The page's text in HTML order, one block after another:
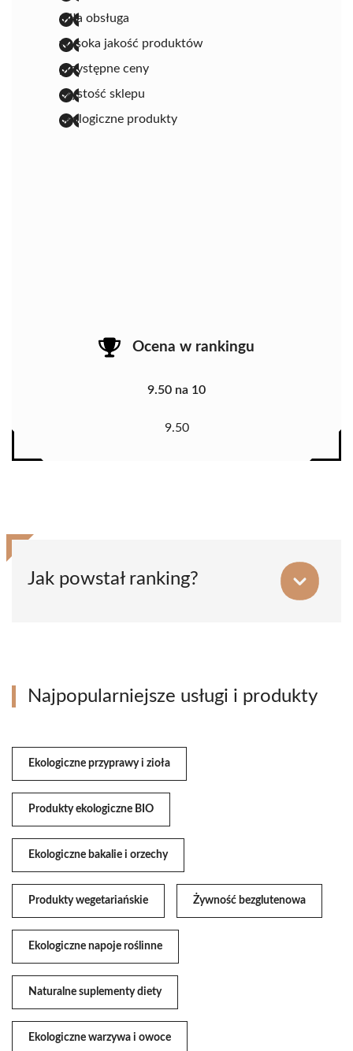
miła obsługa
wysoka jakość produktów
przystępne ceny
czystość sklepu
ekologiczne produkty
Ocena w rankingu
9.50 na 10
9.50
Jak powstał ranking?
Najpopularniejsze usługi i produkty
Ekologiczne przyprawy i zioła
Produkty ekologiczne BIO
Ekologiczne bakalie i orzechy
Produkty wegetariańskie Żywność bezglutenowa
Ekologiczne napoje roślinne
Naturalne suplementy diety
Ekologiczne warzywa i owoce